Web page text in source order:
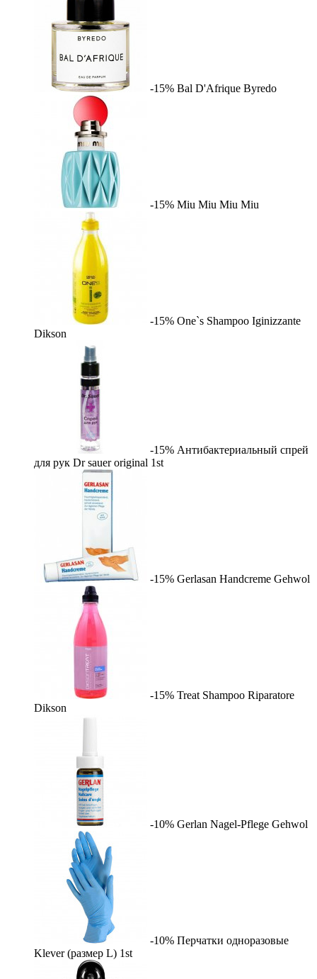
-15% Bal D'Afrique Byredo
-15% Miu Miu Miu Miu
-15% One`s Shampoo Iginizzante
Dikson
-15% Антибактериальный спрей
для рук Dr sauer original 1st
-15% Gerlasan Handcreme Gehwol
-15% Treat Shampoo Riparatore
Dikson
-10% Gerlan Nagel-Pflege Gehwol
-10% Перчатки одноразовые
Klever (размер L) 1st